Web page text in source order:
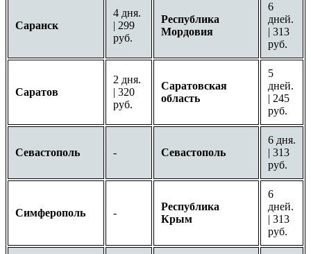
Саранск
4 дня.
| 299
руб.
Республика
Мордовия
6
дней.
| 313
руб.
Саратов
2 дня.
| 320
руб.
Саратовская
область
5
дней.
| 245
руб.
Севастополь - Севастополь
6 дня.
| 313
руб.
Симферополь -
Республика
Крым
6
дней.
| 313
руб.